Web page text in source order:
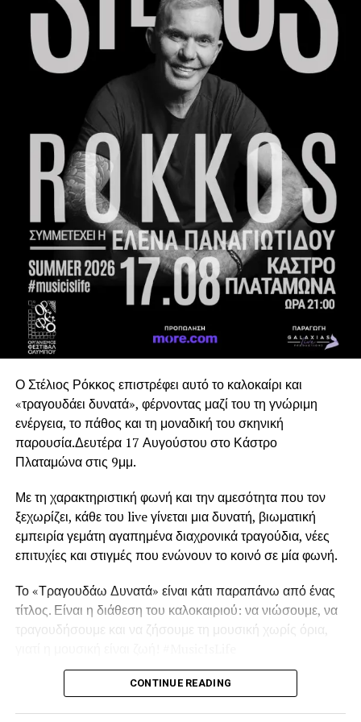
αποτελέσουν την αφετηρία παραγωγής νέων προϊόντων
υψηλής αξίας.
Από την Ελλάδα στο SOWISE+ συμμετέχει η ena
Σύμβουλοι Ανάπτυξης.
Η εναρκτήρια συνάντηση έφερε κοντά την ομάδα έργου σε
πλήρη σύνθεση και με στόχο την εμπέδωση του κοινού
οράματος από όλους τους συμμετέχοντες ερευνητικούς
οργανισμούς, την ολοκληρωμένη τεχνική προσέγγιση, το
πλάνο εργασίας και τα πρώτα βήματα υλοποίησης. Κατά
τη διάρκεια της συνάντησης οι εταίροι συζήτησαν τις
επιστημονικές, τεχνικές, βιομηχανικές και κοινωνικές
διαστάσεις του έργου, θέτοντας τις βάσεις για την
πενταετή συνεργασία.
Το SOWISE
καινοτομίες μετατροπής αστικών αποβλήτων σε
βιώσιμα, βιοβασισμένα υλικά. Ενσωματώνοντας την
επιστημονική γνώση σε πραγματικά συστήματα
διαχείρισης αποβλήτων, το SOWISE+ θα υποστηρίξει
το σύγχρονο μοντέλο κυκλικής αστικής-βιομηχανικής
συμβίωσης.
Το SOWISE+ θα δημιουργήσει την πρώτη στο είδος της
πολυλειτουργική βιοδιυλιστηριακή μονάδα, η οποία θα
μετατρέπει δύο ροές αποβλήτων σε υλικά υψηλής αξίας.
Τα χωριστά συλλεγόμενα αστικά απόβλητα (βιοαπόβλητα
και απορροφητικά προϊόντα υγιεινής, π.χ. πάνες,
σερβιέτες) θα μετατρέπονται σε πολυμερή (πλαστικό) και
κυτταρίνη.
Σε πλήρη κλίμακα, το έργο στοχεύει στην παραγωγή
Παράλληλα, η υποδομή για τα απορροφητικά προϊόντα
υγιεινής θα συνδεθεί με εξειδικευμένη τεχνολογική
μονάδα με στόχο την παραγωγή έως και 700 τόνων
Ο Στέλιος Ρόκκος επιστρέφει αυτό το καλοκαίρι και
«τραγουδάει δυνατά», φέρνοντας μαζί του τη γνώριμη
ενέργεια, το πάθος και τη μοναδική του σκηνική
παρουσία.Δευτέρα 17 Αυγούστου στο Κάστρο
Πλαταμώνα στις 9μμ.
Με τη χαρακτηριστική φωνή και την αμεσότητα που τον
ξεχωρίζει, κάθε του live γίνεται μια δυνατή, βιωματική
εμπειρία γεμάτη αγαπημένα διαχρονικά τραγούδια, νέες
επιτυχίες και στιγμές που ενώνουν το κοινό σε μία φωνή.
Το «Τραγουδάω Δυνατά» είναι κάτι παραπάνω από ένας
τίτλος. Είναι η διάθεση του καλοκαιριού: να νιώσουμε, να
τραγουδήσουμε και να ζήσουμε τη μουσική χωρίς όρια,
Στο πλευρό του Στέλιου Ρόκκου η Έλενα Παναγιωτίδου.
CONTINUE READING